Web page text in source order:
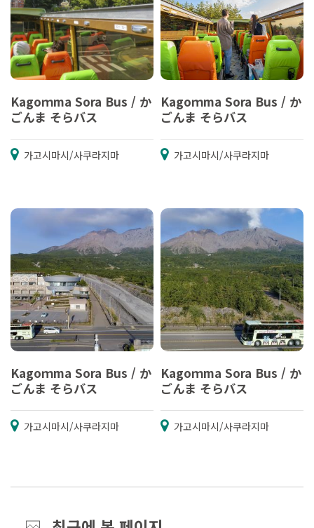
Kagoｍma Sora Bus / か
ごんま そらバス
가고시마시/사쿠라지마
Kagoｍma Sora Bus / か
ごんま そらバス
가고시마시/사쿠라지마
Kagoｍma Sora Bus / か
ごんま そらバス
가고시마시/사쿠라지마
Kagoｍma Sora Bus / か
ごんま そらバス
가고시마시/사쿠라지마